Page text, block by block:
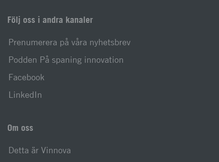
Följ oss i andra kanaler
Prenumerera på våra nyhetsbrev
Podden På spaning innovation
Facebook
LinkedIn
Om oss
Detta är Vinnova